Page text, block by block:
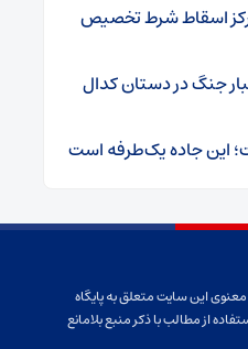
اسقاط شرط تخصیص
جنگ در دستان کدال
این سایت متعلق به پایگاه
از مطالب با ذکر منبع بلامانع